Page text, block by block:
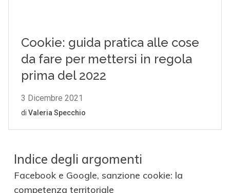
Indice degli argomenti
Facebook e Google, sanzione cookie: la
competenza territoriale